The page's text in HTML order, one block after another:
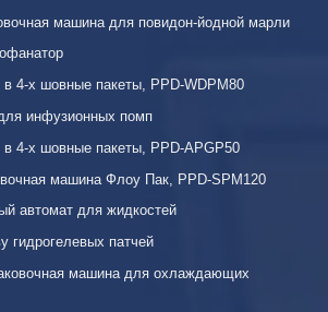
машина для повидон-йодной марли
4-х шовные пакеты, PPD-WDPM80
инфузионных помп
4-х шовные пакеты, PPD-APGP50
машина Флоу Пак, PPD-SPM120
автомат для жидкостей
гидрогелевых патчей
машина для охлаждающих